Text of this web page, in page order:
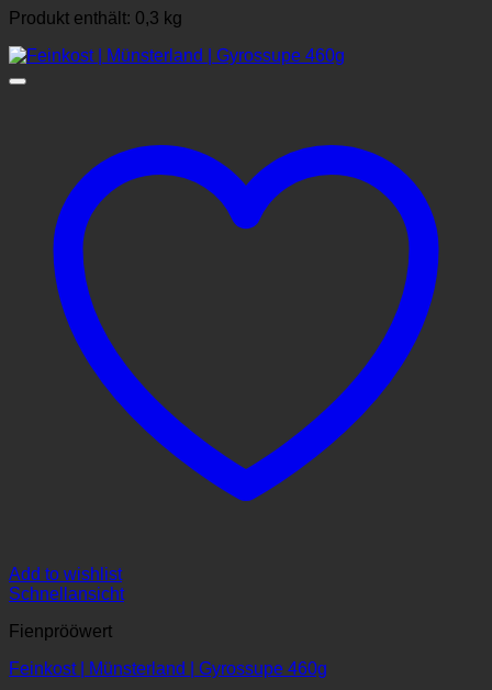
Produkt enthält: 0,3 kg
Add to wishlist
Schnellansicht
Fienprööwert
Feinkost | Münsterland | Gyrossupe 460g